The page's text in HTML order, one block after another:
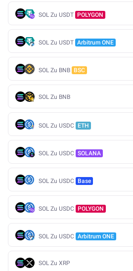
SOL Zu USDT POLYGON
SOL Zu USDT Arbitrum ONE
SOL Zu BNB BSC
SOL Zu BNB
SOL Zu USDC ETH
SOL Zu USDC SOLANA
SOL Zu USDC Base
SOL Zu USDC POLYGON
SOL Zu USDC Arbitrum ONE
SOL Zu XRP